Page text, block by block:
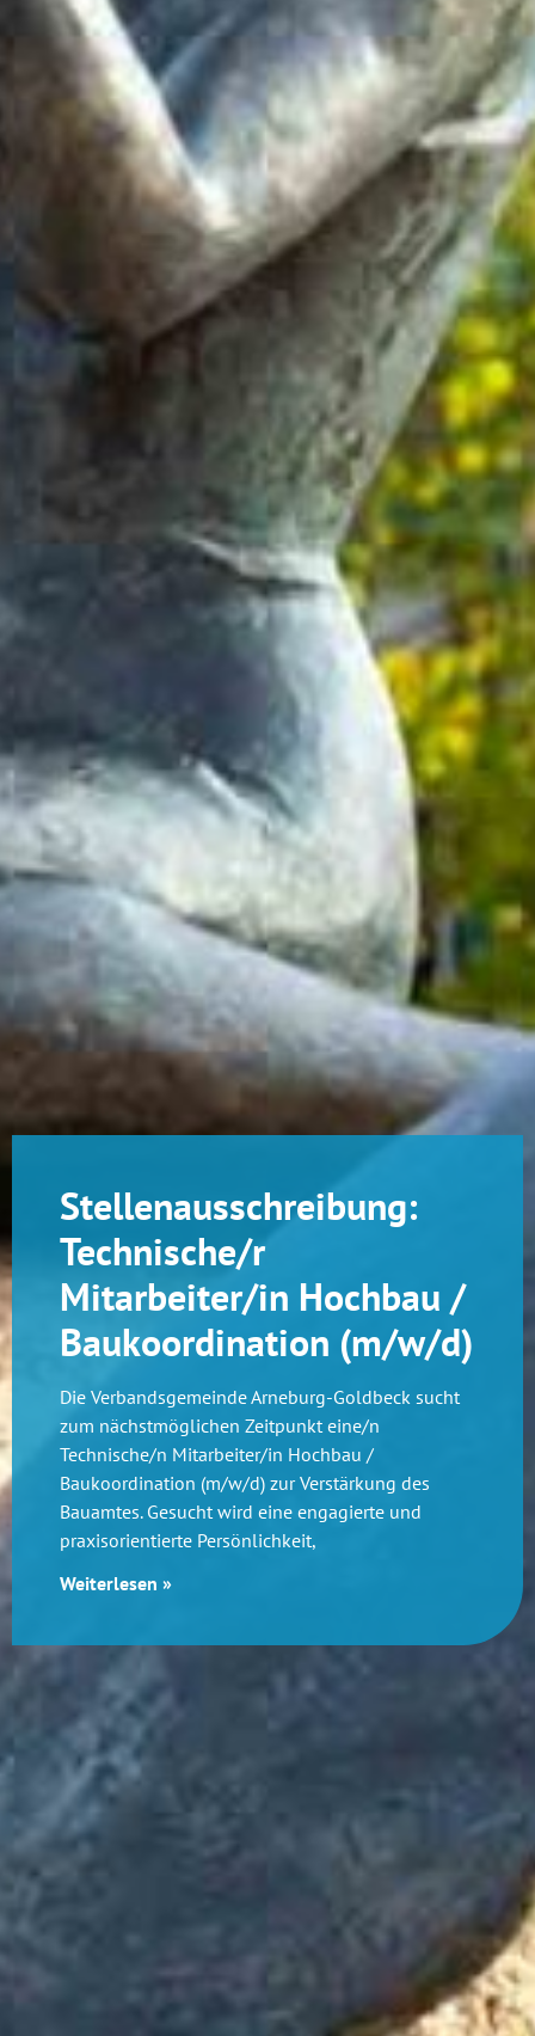
Stellenausschreibung:
Technische/r
Mitarbeiter/in Hochbau /
Baukoordination (m/w/d)
Die Verbandsgemeinde Arneburg-Goldbeck sucht
zum nächstmöglichen Zeitpunkt eine/n
Technische/n Mitarbeiter/in Hochbau /
Baukoordination (m/w/d) zur Verstärkung des
Bauamtes. Gesucht wird eine engagierte und
praxisorientierte Persönlichkeit,
Weiterlesen »